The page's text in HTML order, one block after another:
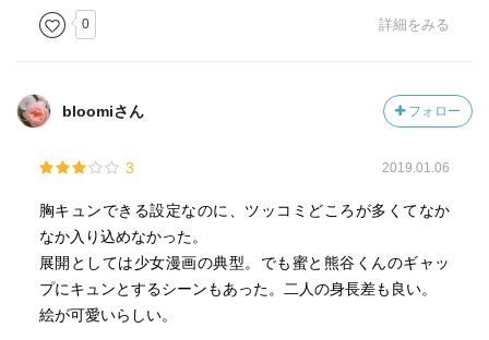
0 詳細をみる
bloomiさん フォロー
3 2019.01.06
胸キュンできる設定なのに、ツッコミどころが多くてなか
なか入り込めなかった。
展開としては少女漫画の典型。でも蜜と熊谷くんのギャッ
プにキュンとするシーンもあった。二人の身長差も良い。
絵が可愛いらしい。